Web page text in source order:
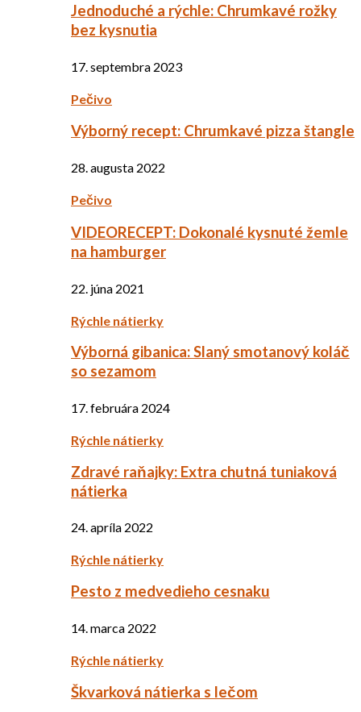
Jednoduché a rýchle: Chrumkavé rožky
bez kysnutia
17. septembra 2023
Pečivo
Výborný recept: Chrumkavé pizza štangle
28. augusta 2022
Pečivo
VIDEORECEPT: Dokonalé kysnuté žemle
na hamburger
22. júna 2021
Rýchle nátierky
Výborná gibanica: Slaný smotanový koláč
so sezamom
17. februára 2024
Rýchle nátierky
Zdravé raňajky: Extra chutná tuniaková
nátierka
24. apríla 2022
Rýchle nátierky
Pesto z medvedieho cesnaku
14. marca 2022
Rýchle nátierky
Škvarková nátierka s lečom